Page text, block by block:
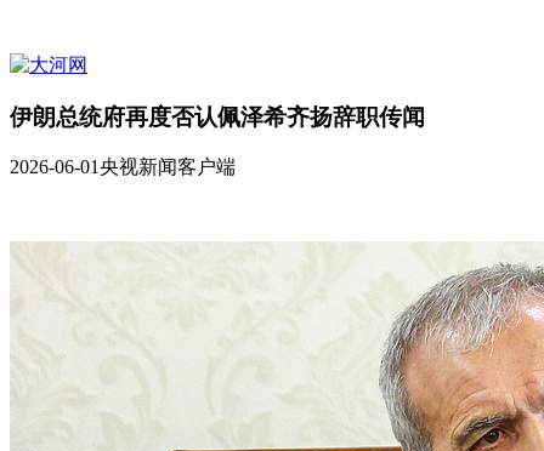
伊朗总统府再度否认佩泽希齐扬辞职传闻
2026-06-01央视新闻客户端